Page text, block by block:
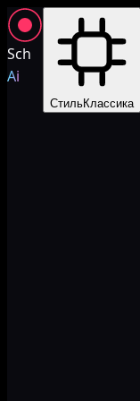
Sch
Ai
СтильКлассика